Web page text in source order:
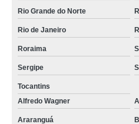
Rio Grande do Norte
Rio de Janeiro
Roraima
Sergipe
Tocantins
Alfredo Wagner
Araranguá